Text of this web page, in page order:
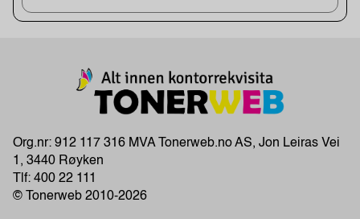
Org.nr: 912 117 316 MVA Tonerweb.no AS, Jon Leiras Vei
1, 3440 Røyken
Tlf: 400 22 111
© Tonerweb 2010-2026